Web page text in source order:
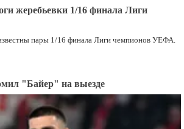
жеребьевки 1/16 финала Лиги
пары 1/16 финала Лиги чемпионов УЕФА.
"Байер" на выезде